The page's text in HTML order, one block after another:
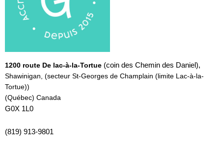
1200 route De lac-à-la-Tortue (coin des Chemin des Daniel),
Shawinigan, (secteur St-Georges de Champlain (limite Lac-à-la-
Tortue))
(Québec) Canada
G0X 1L0
(819) 913-9801